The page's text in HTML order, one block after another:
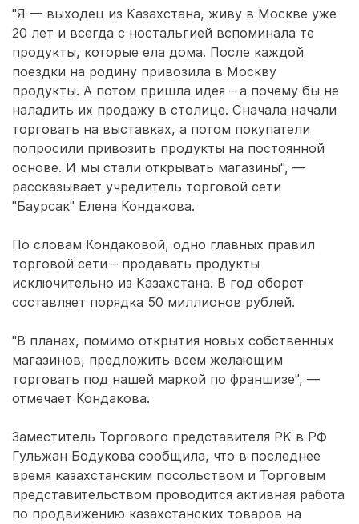
"Я — выходец из Казахстана, живу в Москве уже
20 лет и всегда с ностальгией вспоминала те
продукты, которые ела дома. После каждой
поездки на родину привозила в Москву
продукты. А потом пришла идея – а почему бы не
наладить их продажу в столице. Сначала начали
торговать на выставках, а потом покупатели
попросили привозить продукты на постоянной
основе. И мы стали открывать магазины", —
рассказывает учредитель торговой сети
"Баурсак" Елена Кондакова.
По словам Кондаковой, одно главных правил
торговой сети – продавать продукты
исключительно из Казахстана. В год оборот
составляет порядка 50 миллионов рублей.
"В планах, помимо открытия новых собственных
магазинов, предложить всем желающим
торговать под нашей маркой по франшизе", —
отмечает Кондакова.
Заместитель Торгового представителя РК в РФ
Гульжан Бодукова сообщила, что в последнее
время казахстанским посольством и Торговым
представительством проводится активная работа
по продвижению казахстанских товаров на